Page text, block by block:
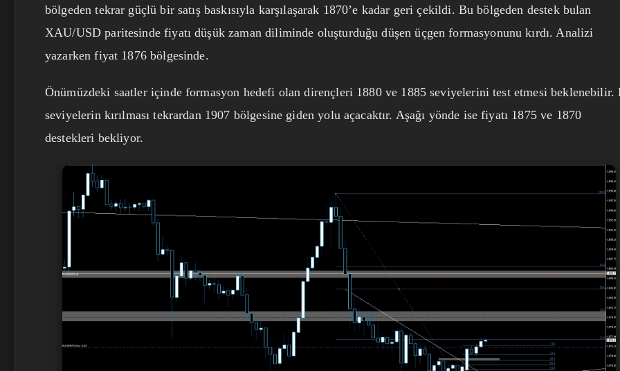
bölgeden tekrar güçlü bir satış baskısıyla karşılaşarak 1870’e kadar geri çekildi. Bu bölgeden destek bulan
XAU/USD paritesinde fiyatı düşük zaman diliminde oluşturduğu düşen üçgen formasyonunu kırdı. Analizi
yazarken fiyat 1876 bölgesinde.
Önümüzdeki saatler içinde formasyon hedefi olan dirençleri 1880 ve 1885 seviyelerini test etmesi beklenebilir.
seviyelerin kırılması tekrardan 1907 bölgesine giden yolu açacaktır. Aşağı yönde ise fiyatı 1875 ve 1870
destekleri bekliyor.